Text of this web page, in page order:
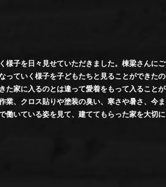
様子を日々見せていただきました。棟梁さんにご
っていく様子を子どもたちと見ることができたの
た家に入るのとは違って愛着をもって入ることが
業、クロス貼りや塗装の臭い、寒さや暑さ、今ま
働いている姿を見て、建ててもらった家を大切に